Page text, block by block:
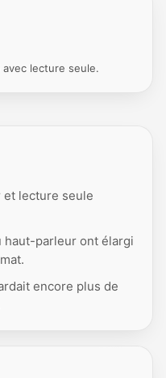
avec lecture seule.
et lecture seule
haut-parleur ont élargi
encore plus de